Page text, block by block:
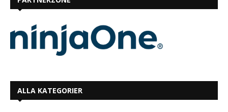
ALLA KATEGORIER